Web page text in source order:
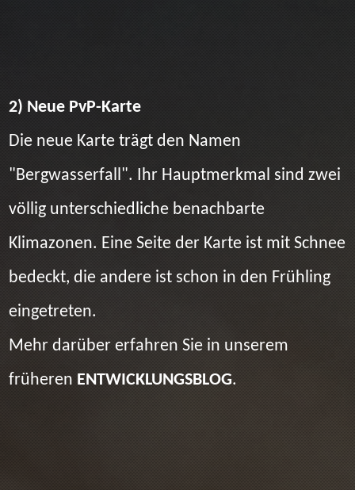
2) Neue PvP-Karte
Die neue Karte trägt den Namen
"Bergwasserfall". Ihr Hauptmerkmal sind zwei
völlig unterschiedliche benachbarte
Klimazonen. Eine Seite der Karte ist mit Schnee
bedeckt, die andere ist schon in den Frühling
eingetreten.
Mehr darüber erfahren Sie in unserem
früheren ENTWICKLUNGSBLOG.